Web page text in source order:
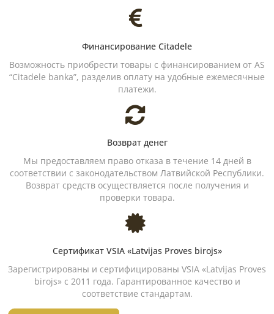
Финансирование Citadele
Возможность приобрести товары с финансированием от AS
“Citadele banka”, разделив оплату на удобные ежемесячные
платежи.
Возврат денег
Мы предоставляем право отказа в течение 14 дней в
соответствии с законодательством Латвийской Республики.
Возврат средств осуществляется после получения и
проверки товара.
Сертификат VSIA «Latvijas Proves birojs»
Зарегистрированы и сертифицированы VSIA «Latvijas Proves
birojs» с 2011 года. Гарантированное качество и
соответствие стандартам.